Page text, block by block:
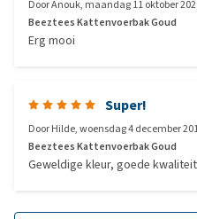
DoorAnouk, maandag 11 oktober
Beeztees Kattenvoerbak Goud
Erg mooi
Super!
DoorHilde,woensdag 4 december
Beeztees Kattenvoerbak Goud
Geweldige kleur, goede